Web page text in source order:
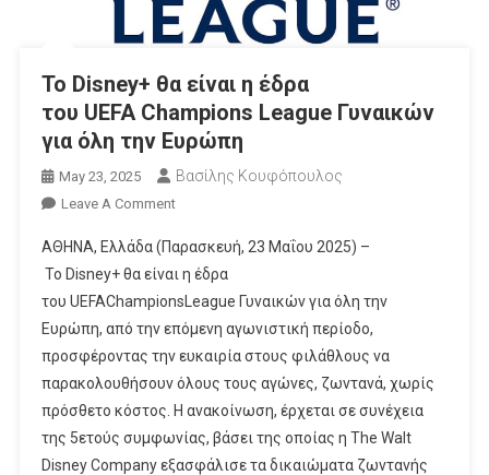
Το Disney+ θα είναι η έδρα
του UEFA Champions League Γυναικών
για όλη την Ευρώπη
May 23, 2025 Βασίλης Κουφόπουλος
Leave A CommentOn
Θα
Είναι
Η
Έδρα
Του UEFA Champions League Γυναικών
Για
Όλη
Την
ΑΘΗΝΑ, Ελλάδα (Παρασκευή, 23 Μαΐου 2025) –
Το Disney+ θα είναι η έδρα
του UEFAChampionsLeague Γυναικών για όλη την
Ευρώπη, από την επόμενη αγωνιστική περίοδο,
προσφέροντας την ευκαιρία στους φιλάθλους να
παρακολουθήσουν όλους τους αγώνες, ζωντανά, χωρίς
πρόσθετο κόστος. Η ανακοίνωση, έρχεται σε συνέχεια
της 5ετούς συμφωνίας, βάσει της οποίας η The Walt
Disney Company εξασφάλισε τα δικαιώματα ζωντανής